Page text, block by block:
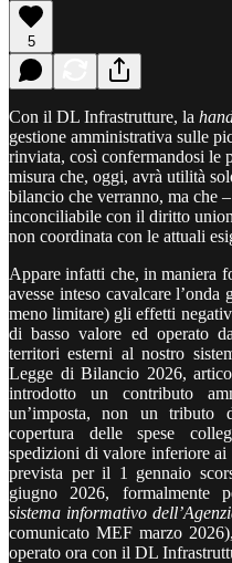
5
Con il DL Infrastrutture, la
gestione amministrativa sulle
rinviata, così confermandosi le
misura che, oggi, avrà utilità
bilancio che verranno, ma che
inconciliabile con il diritto
non coordinata con le attuali
Appare infatti che, in maniera
avesse inteso cavalcare
meno limitare) gli effetti
di basso valore ed operato
territori esterni al nostro
Legge di Bilancio 2026,
introdotto un contributo
un’imposta, non un tributo
copertura delle spese
spedizioni di valore inferiore
prevista per il 1 gennaio
giugno 2026, formalmente
sistema informativo
comunicato MEF marzo
operato ora con il DL